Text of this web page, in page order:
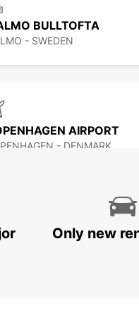
BULLTOFTA
- SWEDEN
AIRPORT
- DENMARK
Only new